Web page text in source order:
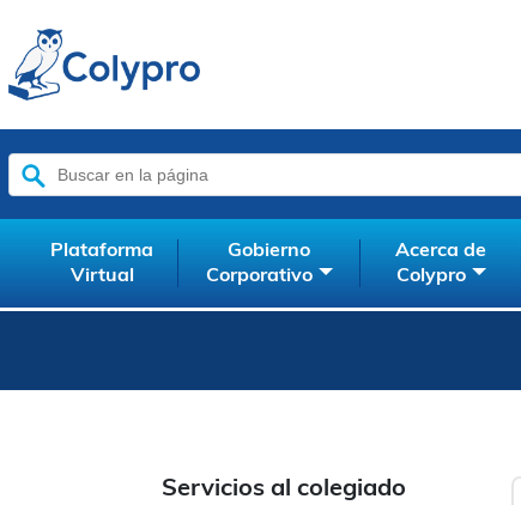
Buscar:
Plataforma
Virtual
Gobierno
Corporativo
Acerca de
Colypro
Servicios al colegiado